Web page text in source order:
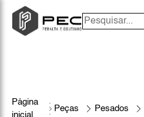
Página
inicial
Peças Pesados